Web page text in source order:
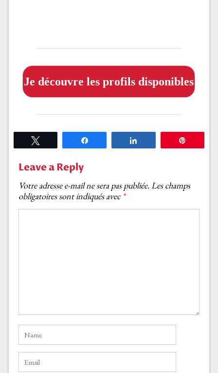
Je découvre les profils disponibles
Leave a Reply
Votre adresse e-mail ne sera pas publiée.Les champs
obligatoires sont indiqués avec *